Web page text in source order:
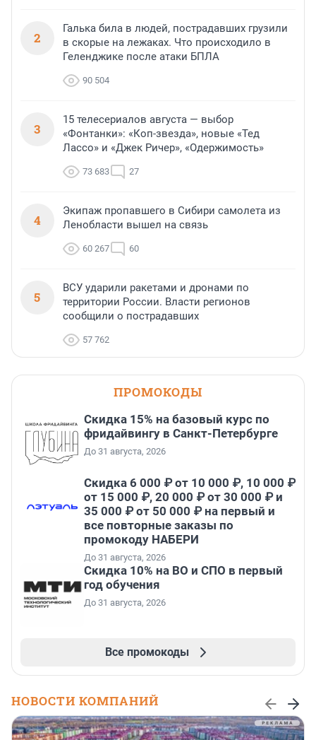
2
Галька била в людей, пострадавших грузили
в скорые на лежаках. Что происходило в
Геленджике после атаки БПЛА
90 504
3
15 телесериалов августа — выбор
«Фонтанки»: «Коп-звезда», новые «Тед
Лассо» и «Джек Ричер», «Одержимость»
73 683 27
4
Экипаж пропавшего в Сибири самолета из
Ленобласти вышел на связь
60 267 60
5
ВСУ ударили ракетами и дронами по
территории России. Власти регионов
сообщили о пострадавших
57 762
ПРОМОКОДЫ
Скидка 15% на базовый курс по
фридайвингу в Санкт-Петербурге
До 31 августа, 2026
Скидка 6 000 ₽ от 10 000 ₽, 10 000 ₽
от 15 000 ₽, 20 000 ₽ от 30 000 ₽ и
35 000 ₽ от 50 000 ₽ на первый и
все повторные заказы по
промокоду НАБЕРИ
До 31 августа, 2026
Скидка 10% на ВО и СПО в первый
год обучения
До 31 августа, 2026
Все промокоды
НОВОСТИ КОМПАНИЙ